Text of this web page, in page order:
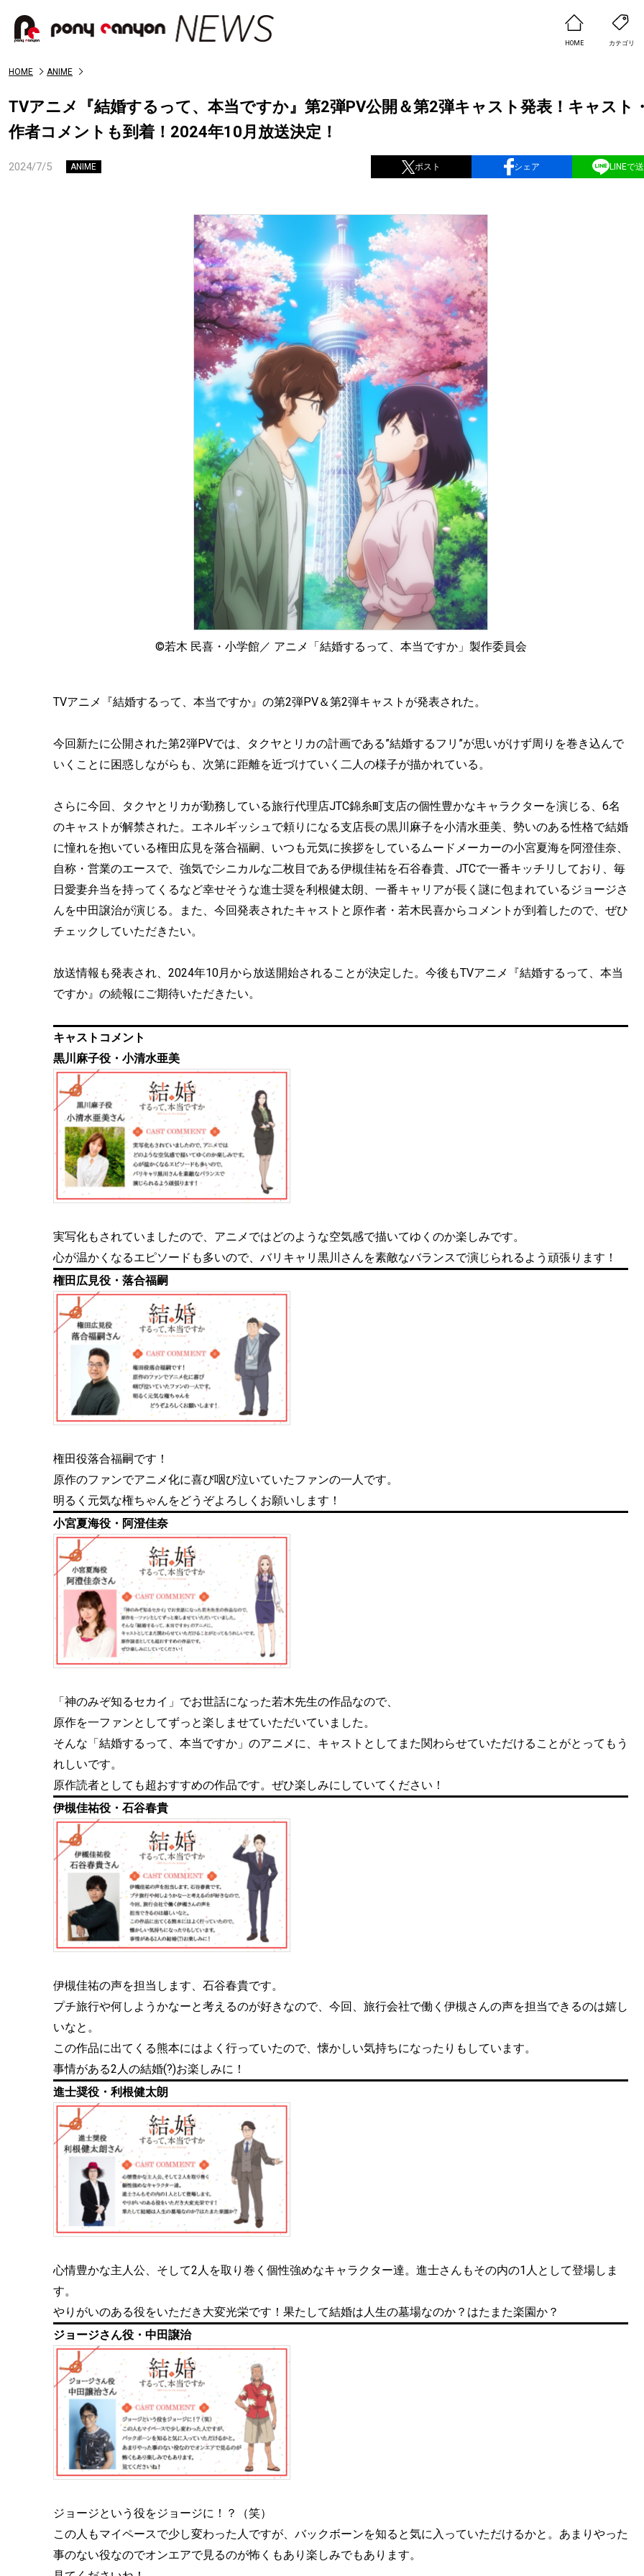
HOME カテゴリ
HOME ANIME
TVアニメ『結婚するって、本当ですか』第2弾PV公開＆第2弾キャスト発表！キャスト
作者コメントも到着！2024年10月放送決定！
2024/7/5 ANIME ポスト シェア LINEで
©若木 民喜・小学館／ アニメ「結婚するって、本当ですか」製作委員会
TVアニメ『結婚するって、本当ですか』の第2弾PV＆第2弾キャストが発表された。
今回新たに公開された第2弾PVでは、タクヤとリカの計画である”結婚するフリ”が思いがけず周りを巻き込んで
いくことに困惑しながらも、次第に距離を近づけていく二人の様子が描かれている。
さらに今回、タクヤとリカが勤務している旅行代理店JTC錦糸町支店の個性豊かなキャラクターを演じる、6名
のキャストが解禁された。エネルギッシュで頼りになる支店長の黒川麻子を小清水亜美、勢いのある性格で結婚
に憧れを抱いている権田広見を落合福嗣、いつも元気に挨拶をしているムードメーカーの小宮夏海を阿澄佳奈、
自称・営業のエースで、強気でシニカルな二枚目である伊槻佳祐を石谷春貴、JTCで一番キッチリしており、毎
日愛妻弁当を持ってくるなど幸せそうな進士奨を利根健太朗、一番キャリアが長く謎に包まれているジョージさ
んを中田譲治が演じる。また、今回発表されたキャストと原作者・若木民喜からコメントが到着したので、ぜひ
チェックしていただきたい。
放送情報も発表され、2024年10月から放送開始されることが決定した。今後もTVアニメ『結婚するって、本当
ですか』の続報にご期待いただきたい。
キャストコメント
黒川麻子役・小清水亜美
実写化もされていましたので、アニメではどのような空気感で描いてゆくのか楽しみです。
心が温かくなるエピソードも多いので、バリキャリ黒川さんを素敵なバランスで演じられるよう頑張ります！
権田広見役・落合福嗣
権田役落合福嗣です！
原作のファンでアニメ化に喜び咽び泣いていたファンの一人です。
明るく元気な権ちゃんをどうぞよろしくお願いします！
小宮夏海役・阿澄佳奈
「神のみぞ知るセカイ」でお世話になった若木先生の作品なので、
原作を一ファンとしてずっと楽しませていただいていました。
そんな「結婚するって、本当ですか」のアニメに、キャストとしてまた関わらせていただけることがとってもう
れしいです。
原作読者としても超おすすめの作品です。ぜひ楽しみにしていてください！
伊槻佳祐役・石谷春貴
伊槻佳祐の声を担当します、石谷春貴です。
プチ旅行や何しようかなーと考えるのが好きなので、今回、旅行会社で働く伊槻さんの声を担当できるのは嬉し
いなと。
この作品に出てくる熊本にはよく行っていたので、懐かしい気持ちになったりもしています。
事情がある2人の結婚(?)お楽しみに！
進士奨役・利根健太朗
心情豊かな主人公、そして2人を取り巻く個性強めなキャラクター達。進士さんもその内の1人として登場しま
す。
やりがいのある役をいただき大変光栄です！果たして結婚は人生の墓場なのか？はたまた楽園か？
ジョージさん役・中田譲治
ジョージという役をジョージに！？（笑）
この人もマイペースで少し変わった人ですが、バックボーンを知ると気に入っていただけるかと。あまりやった
事のない役なのでオンエアで見るのが怖くもあり楽しみでもあります。